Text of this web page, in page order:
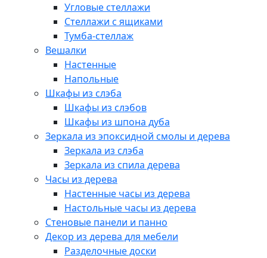
Угловые стеллажи
Стеллажи с ящиками
Тумба-стеллаж
Вешалки
Настенные
Напольные
Шкафы из слэба
Шкафы из слэбов
Шкафы из шпона дуба
Зеркала из эпоксидной смолы и дерева
Зеркала из слэба
Зеркала из спила дерева
Часы из дерева
Настенные часы из дерева
Настольные часы из дерева
Стеновые панели и панно
Декор из дерева для мебели
Разделочные доски